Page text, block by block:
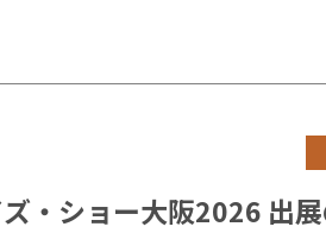
・ショー大阪2026 出